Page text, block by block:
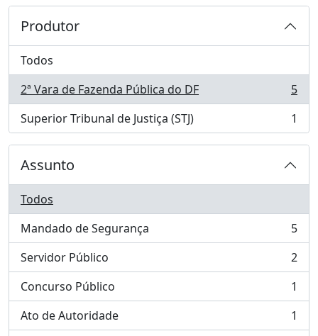
Produtor
Todos
2ª Vara de Fazenda Pública do DF
, 5 resultados
5
Superior Tribunal de Justiça (STJ)
, 1 resultados 1
Assunto
Todos
Mandado de Segurança
, 5 resultados
5
Servidor Público
, 2 resultados
2
Concurso Público
, 1 resultados
1
Ato de Autoridade
, 1 resultados
1